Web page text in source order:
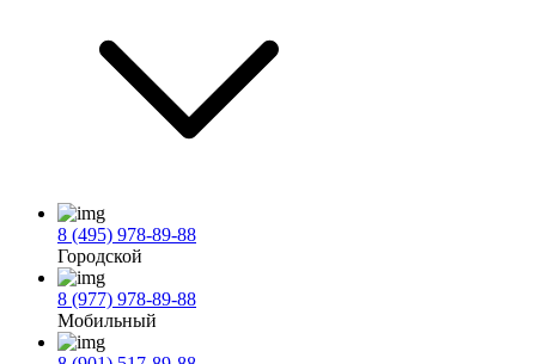
8 (495) 978-89-88
Городской
8 (977) 978-89-88
Мобильный